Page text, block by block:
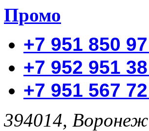
Промо
+7 951 850
+7 952 951
+7 951 567
394014, Воронеж